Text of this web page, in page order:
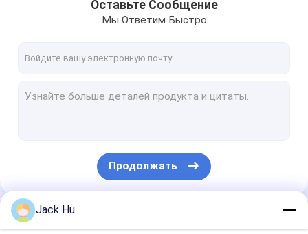
Оставьте Сообщение
Мы Ответим Быстро
Продолжать
Наши Категории
Jack Hu